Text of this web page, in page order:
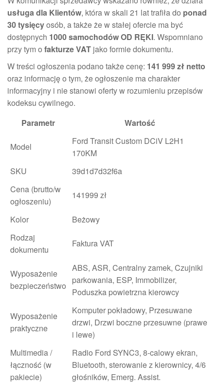
usługa dla Klientów, która w skali 21 lat trafiła do ponad
30 tysięcyosób, a także że w stałej ofercie ma być
dostępnych 1000 samochodów OD RĘKI. Wspomniano
przy tym o fakturze VAT jako formie dokumentu.
W treści ogłoszenia podano także cenę: 141 999 zł netto
oraz informację o tym, że ogłoszenie ma charakter
informacyjny i nie stanowi oferty w rozumieniu przepisów
kodeksu cywilnego.
Parametr
Wartość
Model
Ford Transit Custom DCiV L2H1
170KM
SKU
39d1d7d32f6a
Cena (brutto/w
ogłoszeniu)
141999 zł
Kolor
Beżowy
Rodzaj
dokumentu
Faktura VAT
Wyposażenie
bezpieczeństwo
ABS, ASR, Centralny zamek, Czujniki
parkowania, ESP, Immobilizer,
Poduszka powietrzna kierowcy
Wyposażenie
praktyczne
Komputer pokładowy, Przesuwane
drzwi, Drzwi boczne przesuwne (prawe
i lewe)
Multimedia /
łączność (w
pakiecie)
Radio Ford SYNC3, 8-calowy ekran,
Bluetooth, sterowanie z kierownicy, 4/6
głośników, Emerg. Assist.